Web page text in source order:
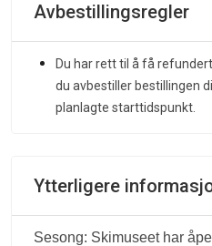
Avbestillingsregler
Du har rett til å få
du avbestiller bestillingen
planlagte starttidspunkt.
Ytterligere
Sesong: Skimuseet har